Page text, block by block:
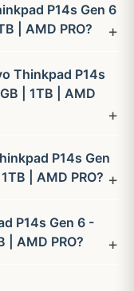
P14s Gen 6
| AMD PRO?
Thinkpad P14s
| 1TB | AMD
P14s Gen
| AMD PRO?
P14s Gen 6 -
| AMD PRO?